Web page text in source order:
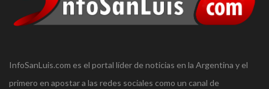
InfoSanLuis.com es el portal líder de noticias en la Argentina y el
primero en apostar a las redes sociales como un canal de